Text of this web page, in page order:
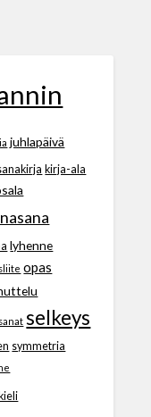
juhlapäivä
kirja-ala
lyhenne
opas
selkeys
symmetria